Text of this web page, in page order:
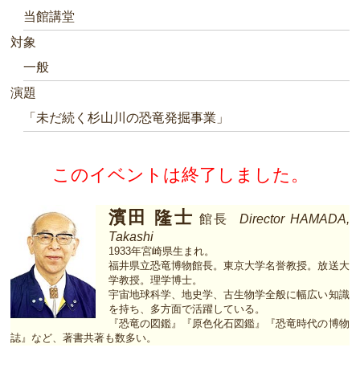
当館講堂
対象
一般
演題
「未だ続く杉山川の恐竜発掘事業」
このイベントは終了しました。
濱田 隆士 館長Director HAMADA,
Takashi
1933年宮崎県生まれ。
福井県立恐竜博物館長。東京大学名誉教授。放送大
学教授。理学博士。
宇宙地球科学、地史学、古生物学全般に幅広い知識
を持ち、多方面で活躍している。
『恐竜の図鑑』『原色化石図鑑』『恐竜時代の博物
誌』など、著書共著も数多い。